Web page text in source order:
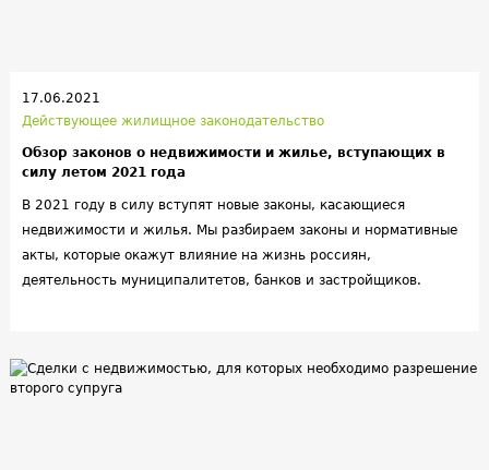
17.06.2021
Действующее жилищное законодательство
Обзор законов о недвижимости и жилье, вступающих в
силу летом 2021 года
В 2021 году в силу вступят новые законы, касающиеся
недвижимости и жилья. Мы разбираем законы и нормативные
акты, которые окажут влияние на жизнь россиян,
деятельность муниципалитетов, банков и застройщиков.
кредитных каникул по ипотеке, повлекут за собой повышение
тарифов на
ЖКУ – нововведений много, мы рассматриваем их